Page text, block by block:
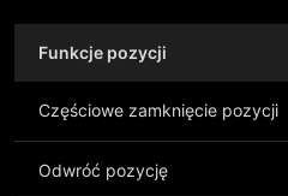
Funkcje pozycji
Częściowe zamknięcie pozycji
Odwróć pozycję